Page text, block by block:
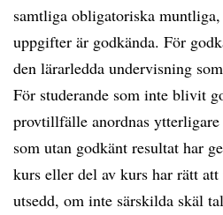
samtliga obligatoriska
uppgifter är godkända. För
den lärarledda undervisning
För studerande som inte blivit
provtillfälle anordnas
som utan godkänt resultat har
kurs eller del av kurs har rätt
utsedd, om inte särskilda skäl